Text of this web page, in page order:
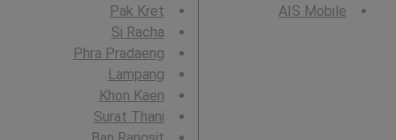
AIS Mobile
Pak Kret
Si Racha
Phra Pradaeng
Lampang
Khon Kaen
Surat Thani